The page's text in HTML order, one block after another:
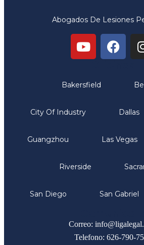
Abogados De Lesiones
Bakersfield
City Of Industry Dallas
Guangzhou Las Vegas
Riverside
San Diego San Gabriel
Correo:
Telefono: 626-790-